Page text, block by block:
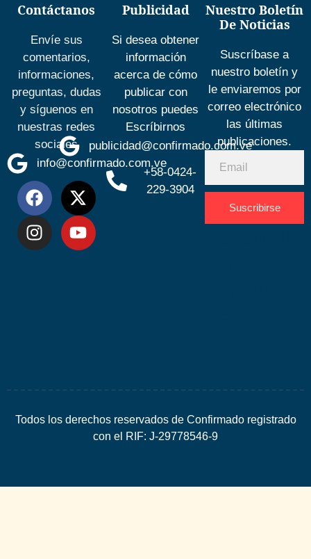
Contáctanos
Envíe sus
comentarios,
informaciones,
preguntas, dudas
y síguenos en
nuestras redes
sociales
info@confirmado.com.ve
Publicidad
Si desea obtener
información
acerca de cómo
publicar con
nosotros puedes
Escríbirnos
publicidad@confirmado.com.ve
+58-0424-
229-3904
Nuestro Boletín
De Noticias
Suscríbase a
nuestro boletín y
le enviaremos por
correo electrónico
las últimas
publicaciones.
Suscribirse
Todos los derechos reservados de Confirmado registrado
con el RIF: J-29778546-9